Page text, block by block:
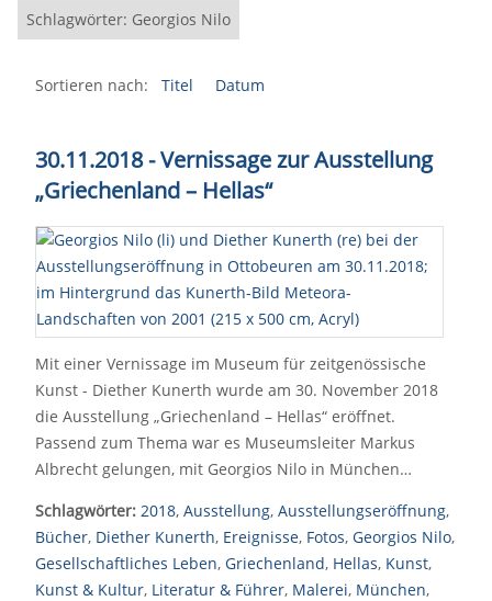
Schlagwörter: Georgios Nilo
Sortieren nach: Titel Datum
30.11.2018 - Vernissage zur Ausstellung
„Griechenland – Hellas“
Mit einer Vernissage im Museum für zeitgenössische
Kunst - Diether Kunerth wurde am 30. November 2018
die Ausstellung „Griechenland – Hellas“ eröffnet.
Passend zum Thema war es Museumsleiter Markus
Albrecht gelungen, mit Georgios Nilo in München…
Schlagwörter: 2018, Ausstellung, Ausstellungseröffnung,
Bücher, Diether Kunerth, Ereignisse, Fotos, Georgios Nilo,
Gesellschaftliches Leben, Griechenland, Hellas, Kunst,
Kunst & Kultur, Literatur & Führer, Malerei, München,